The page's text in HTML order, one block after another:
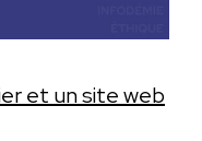
et un site web